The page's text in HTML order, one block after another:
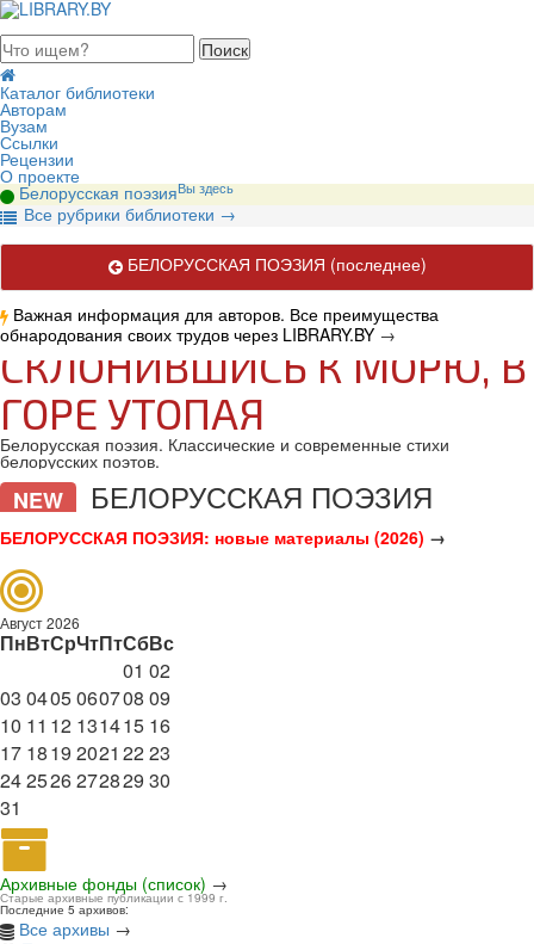
2026, суббота
Каталог библиотеки
Авторам
Вузам
Ссылки
Рецензии
О проекте
Белорусская поэзияВы здесь
Все рубрики библиотеки →
БЕЛОРУССКАЯ ПОЭЗИЯ (последнее)
Важная информация для авторов. Все преимущества
обнародования своих трудов через LIBRARY.BY →
СКЛОНИВШИСЬ К МОРЮ, В
ГОРЕ УТОПАЯ
Белорусская поэзия. Классические и современные стихи
белорусских поэтов.
NEW БЕЛОРУССКАЯ ПОЭЗИЯ
БЕЛОРУССКАЯ ПОЭЗИЯ: новые материалы (2026) →
Август 2026
ПнВтСрЧтПтСбВс
01 02
03 0405060708 09
10 11 12 131415 16
17 1819 2021 2223
242526272829 30
31
Архивные фонды (список) →
Старые архивные публикации с 1999 г.
Последние 5 архивов:
Все архивы →